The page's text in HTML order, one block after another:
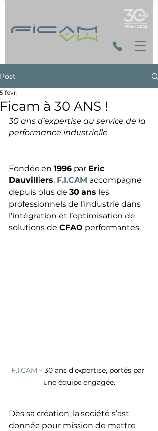
Post
Ficam à 30 ANS !
5 févr.
30 ans d’expertise au service de la
performance industrielle
Fondée en 1996 par Eric
Dauvilliers, F.I.CAM accompagne
depuis plus de 30 ans les
professionnels de l’industrie dans
l’intégration et l’optimisation de
solutions de CFAO performantes.
F.I.CAM – 30 ans d’expertise, portés par
une équipe engagée.
Dès sa création, la société s’est
donnée pour mission de mettre